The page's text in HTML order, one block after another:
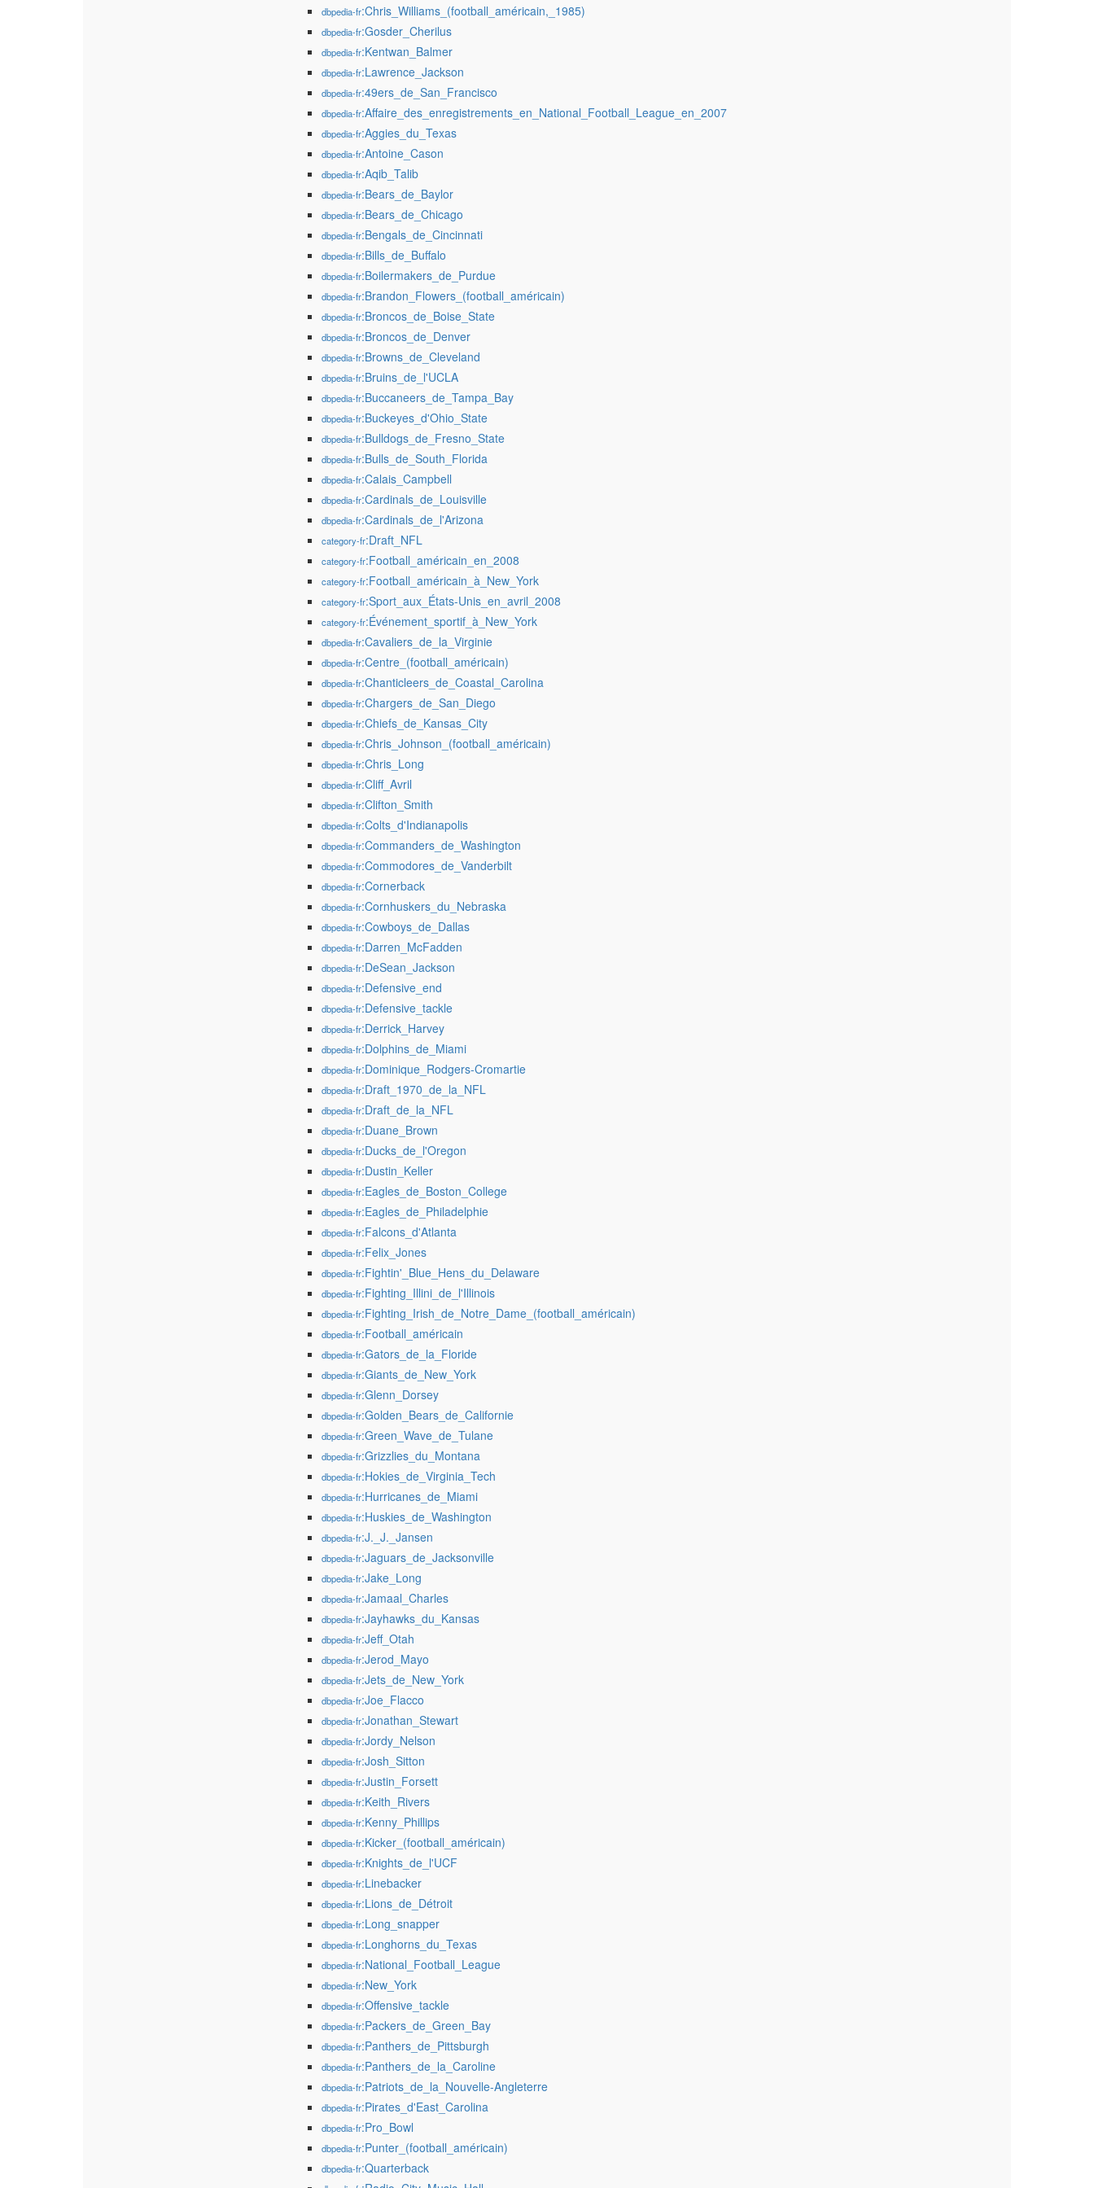
dbpedia-fr:Chris_Williams_(football_américain,_1985)
dbpedia-fr:Gosder_Cherilus
dbpedia-fr:Kentwan_Balmer
dbpedia-fr:Lawrence_Jackson
dbpedia-fr:49ers_de_San_Francisco
dbpedia-fr:Affaire_des_enregistrements_en_National_Football_League_en_2007
dbpedia-fr:Aggies_du_Texas
dbpedia-fr:Antoine_Cason
dbpedia-fr:Aqib_Talib
dbpedia-fr:Bears_de_Baylor
dbpedia-fr:Bears_de_Chicago
dbpedia-fr:Bengals_de_Cincinnati
dbpedia-fr:Bills_de_Buffalo
dbpedia-fr:Boilermakers_de_Purdue
dbpedia-fr:Brandon_Flowers_(football_américain)
dbpedia-fr:Broncos_de_Boise_State
dbpedia-fr:Broncos_de_Denver
dbpedia-fr:Browns_de_Cleveland
dbpedia-fr:Bruins_de_l'UCLA
dbpedia-fr:Buccaneers_de_Tampa_Bay
dbpedia-fr:Buckeyes_d'Ohio_State
dbpedia-fr:Bulldogs_de_Fresno_State
dbpedia-fr:Bulls_de_South_Florida
dbpedia-fr:Calais_Campbell
dbpedia-fr:Cardinals_de_Louisville
dbpedia-fr:Cardinals_de_l'Arizona
category-fr:Draft_NFL
category-fr:Football_américain_en_2008
category-fr:Football_américain_à_New_York
category-fr:Sport_aux_États-Unis_en_avril_2008
category-fr:Événement_sportif_à_New_York
dbpedia-fr:Cavaliers_de_la_Virginie
dbpedia-fr:Centre_(football_américain)
dbpedia-fr:Chanticleers_de_Coastal_Carolina
dbpedia-fr:Chargers_de_San_Diego
dbpedia-fr:Chiefs_de_Kansas_City
dbpedia-fr:Chris_Johnson_(football_américain)
dbpedia-fr:Chris_Long
dbpedia-fr:Cliff_Avril
dbpedia-fr:Clifton_Smith
dbpedia-fr:Colts_d'Indianapolis
dbpedia-fr:Commanders_de_Washington
dbpedia-fr:Commodores_de_Vanderbilt
dbpedia-fr:Cornerback
dbpedia-fr:Cornhuskers_du_Nebraska
dbpedia-fr:Cowboys_de_Dallas
dbpedia-fr:Darren_McFadden
dbpedia-fr:DeSean_Jackson
dbpedia-fr:Defensive_end
dbpedia-fr:Defensive_tackle
dbpedia-fr:Derrick_Harvey
dbpedia-fr:Dolphins_de_Miami
dbpedia-fr:Dominique_Rodgers-Cromartie
dbpedia-fr:Draft_1970_de_la_NFL
dbpedia-fr:Draft_de_la_NFL
dbpedia-fr:Duane_Brown
dbpedia-fr:Ducks_de_l'Oregon
dbpedia-fr:Dustin_Keller
dbpedia-fr:Eagles_de_Boston_College
dbpedia-fr:Eagles_de_Philadelphie
dbpedia-fr:Falcons_d'Atlanta
dbpedia-fr:Felix_Jones
dbpedia-fr:Fightin'_Blue_Hens_du_Delaware
dbpedia-fr:Fighting_Illini_de_l'Illinois
dbpedia-fr:Fighting_Irish_de_Notre_Dame_(football_américain)
dbpedia-fr:Football_américain
dbpedia-fr:Gators_de_la_Floride
dbpedia-fr:Giants_de_New_York
dbpedia-fr:Glenn_Dorsey
dbpedia-fr:Golden_Bears_de_Californie
dbpedia-fr:Green_Wave_de_Tulane
dbpedia-fr:Grizzlies_du_Montana
dbpedia-fr:Hokies_de_Virginia_Tech
dbpedia-fr:Hurricanes_de_Miami
dbpedia-fr:Huskies_de_Washington
dbpedia-fr:J._J._Jansen
dbpedia-fr:Jaguars_de_Jacksonville
dbpedia-fr:Jake_Long
dbpedia-fr:Jamaal_Charles
dbpedia-fr:Jayhawks_du_Kansas
dbpedia-fr:Jeff_Otah
dbpedia-fr:Jerod_Mayo
dbpedia-fr:Jets_de_New_York
dbpedia-fr:Joe_Flacco
dbpedia-fr:Jonathan_Stewart
dbpedia-fr:Jordy_Nelson
dbpedia-fr:Josh_Sitton
dbpedia-fr:Justin_Forsett
dbpedia-fr:Keith_Rivers
dbpedia-fr:Kenny_Phillips
dbpedia-fr:Kicker_(football_américain)
dbpedia-fr:Knights_de_l'UCF
dbpedia-fr:Linebacker
dbpedia-fr:Lions_de_Détroit
dbpedia-fr:Long_snapper
dbpedia-fr:Longhorns_du_Texas
dbpedia-fr:National_Football_League
dbpedia-fr:New_York
dbpedia-fr:Offensive_tackle
dbpedia-fr:Packers_de_Green_Bay
dbpedia-fr:Panthers_de_Pittsburgh
dbpedia-fr:Panthers_de_la_Caroline
dbpedia-fr:Patriots_de_la_Nouvelle-Angleterre
dbpedia-fr:Pirates_d'East_Carolina
dbpedia-fr:Pro_Bowl
dbpedia-fr:Punter_(football_américain)
dbpedia-fr:Quarterback